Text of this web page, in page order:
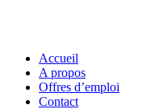
Accueil
A propos
Offres d’emploi
Contact